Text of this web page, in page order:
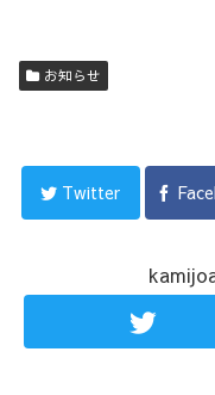
お知らせ
Twitter